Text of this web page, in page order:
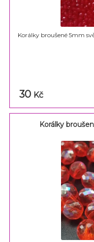
Korálky broušené 5mm
30 Kč
Korálky